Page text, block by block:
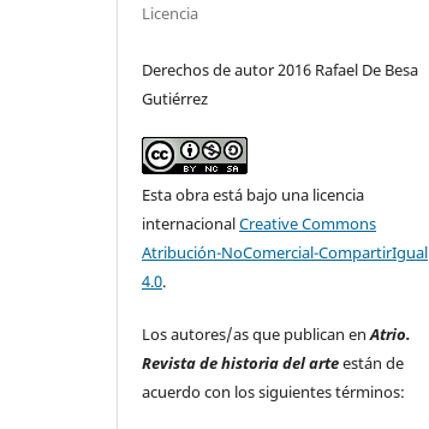
Licencia
Derechos de autor 2016 Rafael De Besa
Gutiérrez
Esta obra está bajo una licencia
internacionalCreative Commons
Atribución-NoComercial-CompartirIgual
4.0.
Los autores/as que publican enAtrio.
Revista de historia del arteestán de
acuerdo con los siguientes términos: